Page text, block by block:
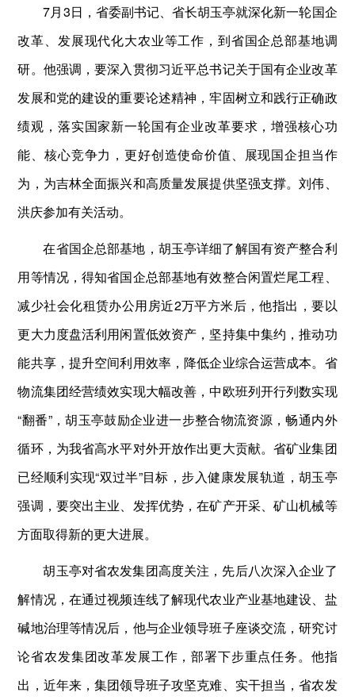
7月3日，省委副书记、省长胡玉亭就深化新一轮国企
改革、发展现代化大农业等工作，到省国企总部基地调
研。他强调，要深入贯彻习近平总书记关于国有企业改革
发展和党的建设的重要论述精神，牢固树立和践行正确政
绩观，落实国家新一轮国有企业改革要求，增强核心功
能、核心竞争力，更好创造使命价值、展现国企担当作
为，为吉林全面振兴和高质量发展提供坚强支撑。刘伟、
洪庆参加有关活动。
在省国企总部基地，胡玉亭详细了解国有资产整合利
用等情况，得知省国企总部基地有效整合闲置烂尾工程、
减少社会化租赁办公用房近2万平方米后，他指出，要以
更大力度盘活利用闲置低效资产，坚持集中集约，推动功
能共享，提升空间利用效率，降低企业综合运营成本。省
物流集团经营绩效实现大幅改善，中欧班列开行列数实现
“翻番”，胡玉亭鼓励企业进一步整合物流资源，畅通内外
循环，为我省高水平对外开放作出更大贡献。省矿业集团
已经顺利实现“双过半”目标，步入‌健康发展轨道‌，胡玉亭
强调，要突出主业、发挥优势，在矿产开采、矿山机械等
方面取得新的更大进展。
胡玉亭对省农发集团高度关注，先后八次深入企业了
解情况，在通过视频连线了解现代农业产业基地建设、盐
碱地治理等情况后，他与企业领导班子座谈交流，研究讨
论省农发集团改革发展工作，部署下步重点任务。他指
出，近年来，集团领导班子攻坚克难、实干担当，省农发